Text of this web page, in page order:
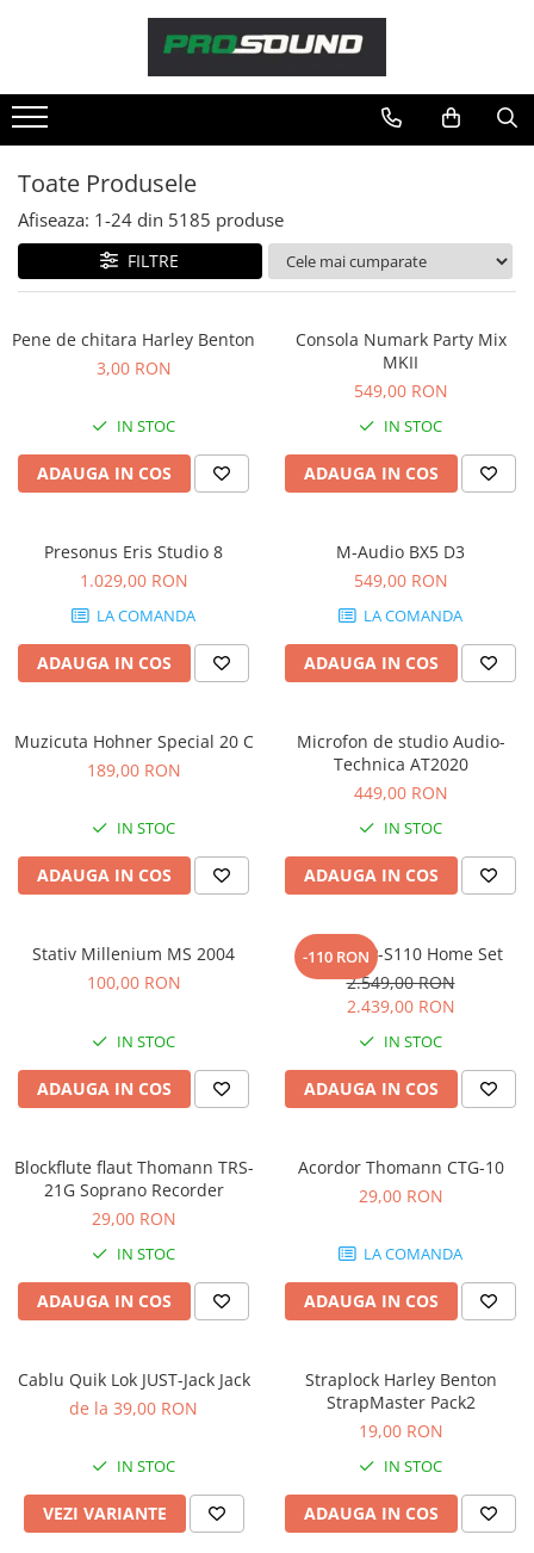
Sonorizare / PA
Adaptoare phantom
Adresare publica 100V
Amplificatoare Audio
Boxe Audio
Mixere audio
Monitorizare In-Ear
Procesoare si efecte
Power Conditioner
Unelte Audio
Microfoane
Accesorii de microfoane
Microfoane de broadcast
Microfoane de instrumente
Microfoane de studio
Microfoane de Suprafata
Microfoane lavaliera si headset
Microfoane podcast, USB, iOS /
Microfoane pt Camere Video
Microfoane pt instalatii si
conferinta
Microfoane stereo
Microfoane Suspendabile
Microfoane wireless si sisteme
Stative de microfon
Studio si inregistrari
Accesorii de microfoane
Accesorii echipamente de studio
Clape MIDI
Convertoare AD/DA
Toate Produsele
Afiseaza: 1-24 din 5185 produse
FILTRE
Pene de chitara Harley Benton
3,00 RON
IN STOC
ADAUGA IN COS
Consola Numark Party Mix
MKII
549,00 RON
IN STOC
ADAUGA IN COS
Presonus Eris Studio 8
1.029,00 RON
LA COMANDA
ADAUGA IN COS
M-Audio BX5 D3
549,00 RON
LA COMANDA
ADAUGA IN COS
Muzicuta Hohner Special 20 C
189,00 RON
IN STOC
ADAUGA IN COS
Microfon de studio Audio-
Technica AT2020
449,00 RON
IN STOC
ADAUGA IN COS
Stativ Millenium MS 2004
100,00 RON
IN STOC
ADAUGA IN COS
-110 RON
Casio CDP-S110 Home Set
2.549,00 RON
2.439,00 RON
IN STOC
ADAUGA IN COS
Blockflute flaut Thomann TRS-
21G Soprano Recorder
29,00 RON
IN STOC
ADAUGA IN COS
Acordor Thomann CTG-10
29,00 RON
LA COMANDA
ADAUGA IN COS
Cablu Quik Lok JUST-Jack Jack
de la 39,00 RON
IN STOC
VEZI VARIANTE
Straplock Harley Benton
StrapMaster Pack2
19,00 RON
IN STOC
ADAUGA IN COS